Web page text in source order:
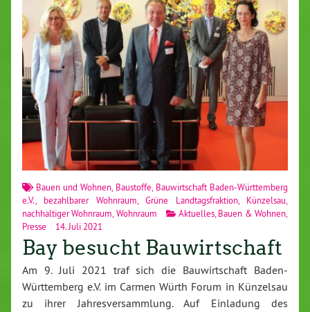
Bauen und Wohnen, Baustoffe, Bauwirtschaft Baden-Württemberg
e.V., bezahlbarer Wohnraum,Grüne Landtagsfraktion, Künzelsau,
nachhaltiger Wohnraum,Wohnraum Aktuelles,Bauen & Wohnen,
Presse
14. Juli 2021
Bay besucht Bauwirtschaft
Am 9. Juli 2021 traf sich die Bauwirtschaft Baden-
Württemberg e.V. im Carmen Würth Forum in Künzelsau
zu ihrer Jahresversammlung. Auf Einladung des